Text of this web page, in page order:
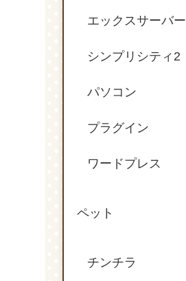
エックスサーバー
シンプリシティ2
パソコン
プラグイン
ワードプレス
ペット
チンチラ